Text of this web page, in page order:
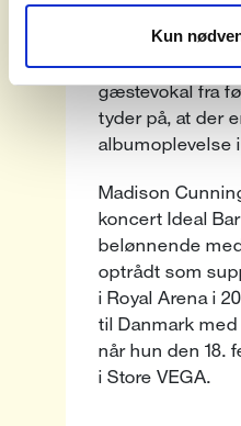
Kun
på egen hånd.
udkommer den
singler ”My Full
gæstevokal fra
tyder på, at der
albumoplevelse
Madison
koncert Ideal
belønnende
optrådt som
i Royal Arena i
til Danmark
når hun den 18.
i Store VEGA.